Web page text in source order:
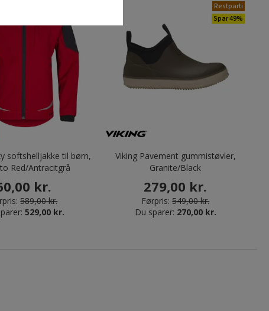
softshelljakke til børn,
Red/Antracitgrå
kr.
589,00 kr.
529,00 kr.
Restparti
Spar 49%
Viking Pavement gummistøvler,
Granite/Black
279,00 kr.
Førpris: 549,00 kr.
Du sparer: 270,00 kr.